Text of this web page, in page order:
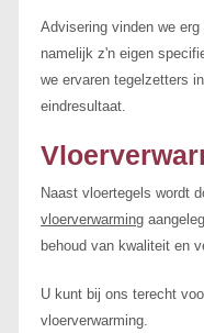
Advisering vinden we
namelijk z'n eigen
we ervaren tegelzetters
eindresultaat.
Naast vloertegels wordt
vloerverwarming
behoud van kwaliteit en
U kunt bij ons terecht
vloerverwarming.